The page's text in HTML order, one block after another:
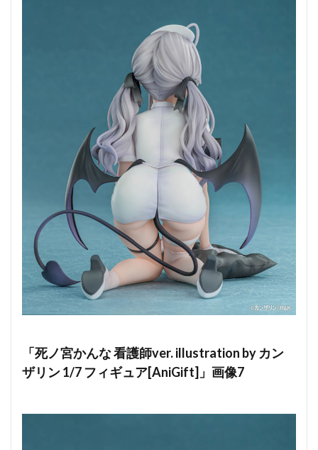
「死ノ宮かんな 看護師ver. illustration by カン
ザリン 1/7 フィギュア[AniGift]」画像7